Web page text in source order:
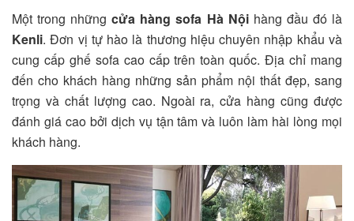
Một trong nhữngcửa hàng sofa Hà Nộihàng đầu đó là
Kenli. Đơn vị tự hào là thương hiệu chuyên nhập khẩu và
cung cấp ghế sofa cao cấp trên toàn quốc. Địa chỉ mang
đến cho khách hàng những sản phẩm nội thất đẹp, sang
trọng và chất lượng cao. Ngoài ra, cửa hàng cũng được
đánh giá cao bởi dịch vụ tận tâm và luôn làm hài lòng mọi
khách hàng.